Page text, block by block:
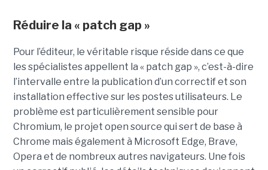
Réduire la « patch gap »
Pour l’éditeur, le véritable risque réside dans ce que
les spécialistes appellent la « patch gap », c’est-à-dire
l’intervalle entre la publication d’un correctif et son
installation effective sur les postes utilisateurs. Le
problème est particulièrement sensible pour
Chromium, le projet open source qui sert de base à
Chrome mais également à Microsoft Edge, Brave,
Opera et de nombreux autres navigateurs. Une fois